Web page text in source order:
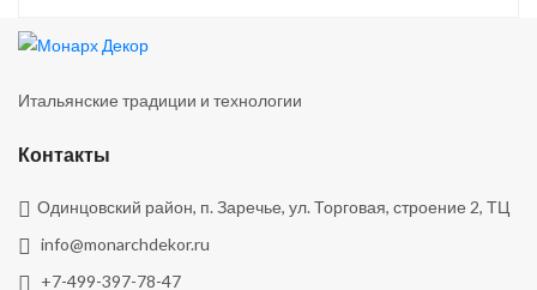
Итальянские традиции и технологии
Контакты
Одинцовский район, п. Заречье, ул. Торговая, строение 2, ТЦ
info@monarchdekor.ru
+7-499-397-78-47